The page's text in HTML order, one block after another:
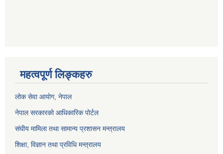
महत्वपूर्ण लिङ्कहरु
लोक सेवा आयोग, नेपाल
नेपाल सरकारको आधिकारिक पोर्टल
संघीय मामिला तथा सामान्य प्रशासन मन्त्रालय
शिक्षा, विज्ञान तथा प्रविधि मन्त्रालय